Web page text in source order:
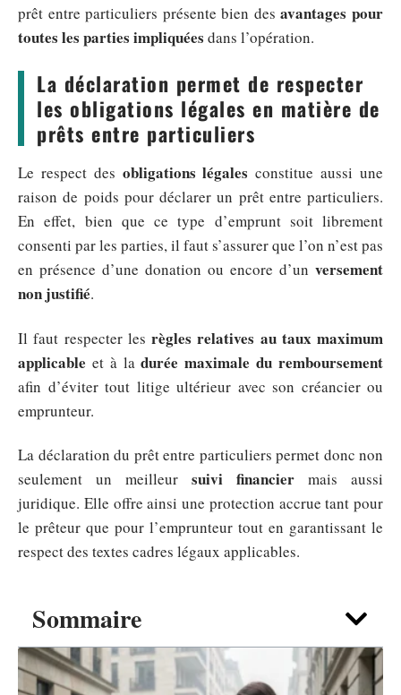
Sommaire
prêt entre particuliers présente bien desavantages pour
toutes les parties impliquées dans l’opération.
La déclaration permet de respecter
les obligations légales en matière de
prêts entre particuliers
Le respect des obligations légales constitue aussi une
raison de poids pour déclarer un prêt entre particuliers.
En effet, bien que ce type d’emprunt soit librement
consenti par les parties, il faut s’assurer que l’on n’est pas
en présence d’une donation ou encore d’un versement
non justifié.
Il faut respecter les règles relatives au taux maximum
applicable et à ladurée maximale du remboursement
afin d’éviter tout litige ultérieur avec son créancier ou
emprunteur.
La déclaration du prêt entre particuliers permet donc non
seulement un meilleur suivi financier mais aussi
juridique. Elle offre ainsi une protection accrue tant pour
le prêteur que pour l’emprunteur tout en garantissant le
respect des textes cadres légaux applicables.